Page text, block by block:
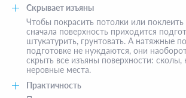
Скрывает изъяны
Чтобы покрасить потолки или
сначала поверхность приходится
штукатурить, грунтовать. А натяжные
подготовке не нуждаются, они
скрыть все изъяны поверхности:
неровные места.
Практичность